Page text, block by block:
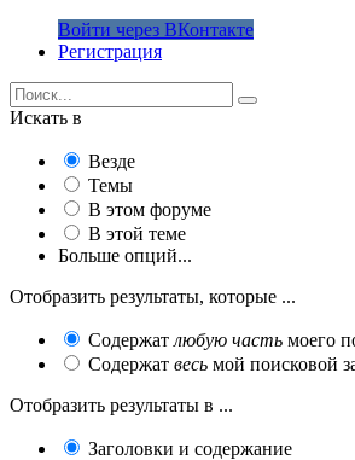
Войти через ВКонтакте
Регистрация
Искать в
Везде
Темы
В этом форуме
В этой теме
Больше опций...
Отобразить результаты, которые ...
Содержат любую часть моего
Содержат весь мой поисковой
Отобразить результаты в ...
Заголовки и содержание